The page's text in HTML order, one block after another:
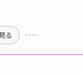
る